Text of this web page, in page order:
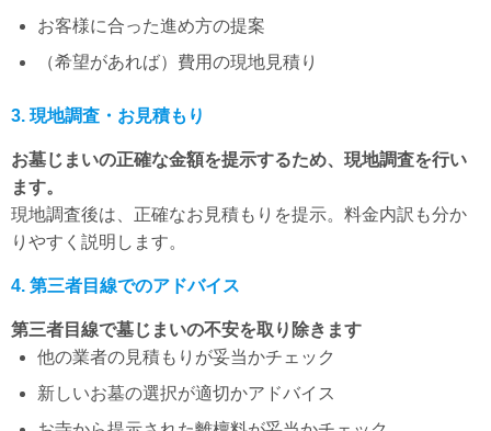
お客様に合った進め方の提案
（希望があれば）費用の現地見積り
3. 現地調査・お見積もり
お墓じまいの正確な金額を提示するため、現地調査を行い
ます。
現地調査後は、正確なお見積もりを提示。料金内訳も分か
りやすく説明します。
4. 第三者目線でのアドバイス
第三者目線で墓じまいの不安を取り除きます
他の業者の見積もりが妥当かチェック
新しいお墓の選択が適切かアドバイス